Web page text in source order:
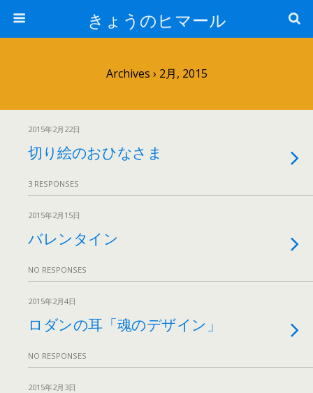
きょうのヒマール
Archives › 2月, 2015
2015年2月22日
切り絵のおひなさま
3 RESPONSES
2015年2月15日
バレンタイン
NO RESPONSES
2015年2月4日
ロダンの耳「魂のデザイン」
NO RESPONSES
2015年2月3日